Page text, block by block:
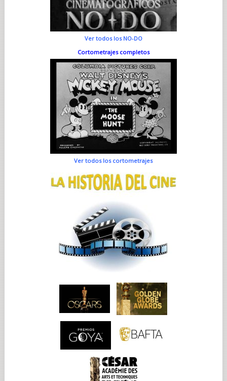
Ver todos los NO-DO
Cortometrajes completos
Ver todos los cortometrajes